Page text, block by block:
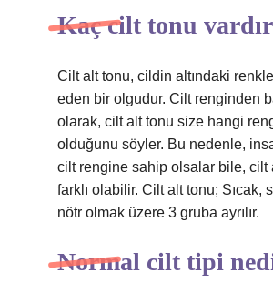
Kaç cilt tonu
Cilt alt tonu, cildin altındaki
eden bir olgudur. Cilt renginden
olarak, cilt alt tonu size hangi
olduğunu söyler. Bu nedenle,
cilt rengine sahip olsalar bile, cilt
farklı olabilir. Cilt alt tonu; Sıcak,
nötr olmak üzere 3 gruba ayrılır.
Normal cilt tipi